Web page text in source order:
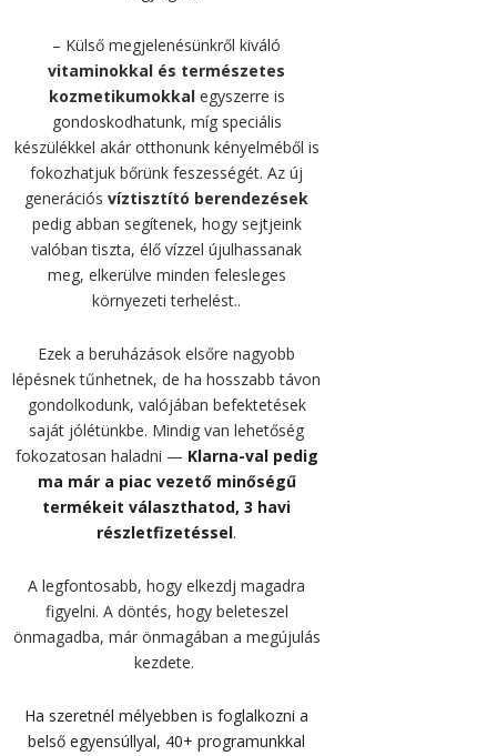
– Külső megjelenésünkről kiváló
vitaminokkal és természetes
kozmetikumokkal egyszerre is
gondoskodhatunk, míg speciális
készülékkel akár otthonunk kényelméből is
fokozhatjuk bőrünk feszességét. Az új
generációs víztisztító berendezések
pedig abban segítenek, hogy sejtjeink
valóban tiszta, élő vízzel újulhassanak
meg, elkerülve minden felesleges
környezeti terhelést..
Ezek a beruházások elsőre nagyobb
lépésnek tűnhetnek, de ha hosszabb távon
gondolkodunk, valójában befektetések
saját jólétünkbe. Mindig van lehetőség
fokozatosan haladni — Klarna-val pedig
ma már a piac vezető minőségű
termékeit választhatod, 3 havi
részletfizetéssel.
A legfontosabb, hogy elkezdj magadra
figyelni. A döntés, hogy beleteszel
önmagadba, már önmagában a megújulás
kezdete.
Ha szeretnél mélyebben is foglalkozni a
belső egyensúllyal, 40+ programunkkal